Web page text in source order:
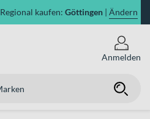
Regional kaufen: Göttingen | Ändern
Anmelden